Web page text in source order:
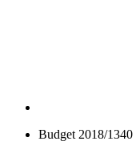
Budget 2018/1340